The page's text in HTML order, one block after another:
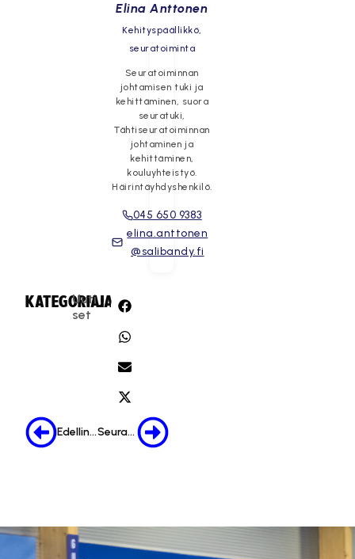
Elina Anttonen
Kehityspäällikkö,
seuratoiminta
Seuratoiminnan
johtamisen tuki ja
kehittäminen, suora
seuratuki,
Tähtiseuratoiminnan
johtaminen ja
kehittäminen,
kouluyhteistyö.
Häirintäyhdyshenkilö.
045 650 9383
elina.anttonen
@salibandy.fi
KATEGORIA:
Uuti
set
JAA:
Edellinen Seuraava